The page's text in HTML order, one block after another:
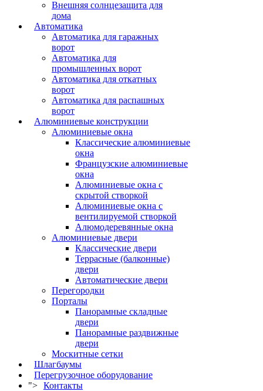
Внешняя солнцезащита для
дома
Автоматика
Автоматика для гаражных
ворот
Автоматика для
промышленных ворот
Автоматика для откатных
ворот
Автоматика для распашных
ворот
Алюминиевые конструкции
Алюминиевые окна
Классические алюминиевые
окна
Французские алюминиевые
окна
Алюминиевые окна с
скрытой створкой
Алюминиевые окна с
вентилируемой створкой
Алюмодеревянные окна
Алюминиевые двери
Классические двери
Террасные (балконные)
двери
Автоматические двери
Перегородки
Порталы
Панорамные складные
двери
Панорамные раздвижные
двери
Москитные сетки
Шлагбаумы
Перегрузочное оборудование
"> Контакты